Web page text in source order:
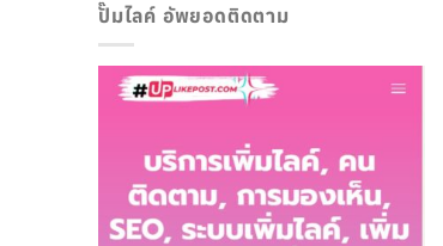
ปั๊มไลค์ อัพยอดติดตาม